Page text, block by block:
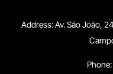
Address:Av. São João,